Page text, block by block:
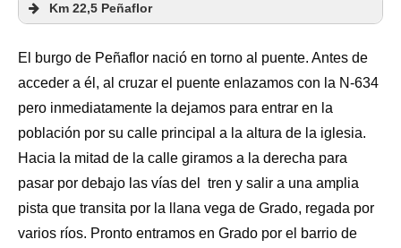
Km 22,5 Peñaflor
El burgo de Peñaflor nació en torno al puente. Antes de
acceder a él, al cruzar el puente enlazamos con la N-634
pero inmediatamente la dejamos para entrar en la
población por su calle principal a la altura de la iglesia.
Hacia la mitad de la calle giramos a la derecha para
pasar por debajo las vías del tren y salir a una amplia
pista que transita por la llana vega de Grado, regada por
varios ríos. Pronto entramos en Grado por el barrio de